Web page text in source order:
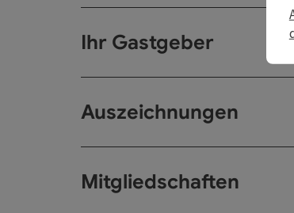
Ihr Gastgeber
Auszeichnungen
Mitgliedschaften